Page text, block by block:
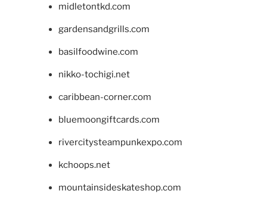
midletontkd.com
gardensandgrills.com
basilfoodwine.com
nikko-tochigi.net
caribbean-corner.com
bluemoongiftcards.com
rivercitysteampunkexpo.com
kchoops.net
mountainsideskateshop.com